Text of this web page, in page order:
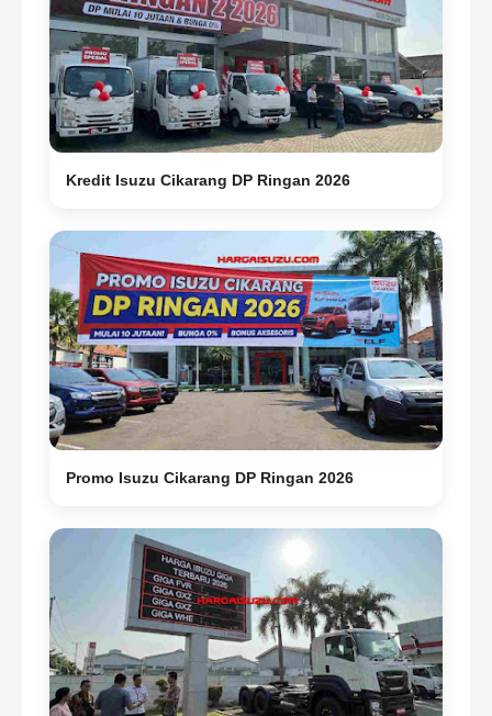
Kredit Isuzu Cikarang DP Ringan 2026
Promo Isuzu Cikarang DP Ringan 2026